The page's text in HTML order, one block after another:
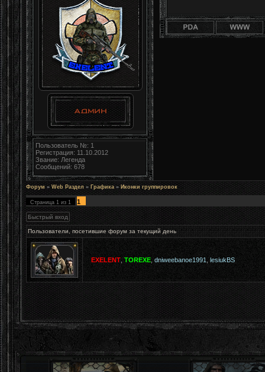
Пользователь №: 1
Регистрация: 11.10.2012
Звание: Легенда
Сообщений: 678
Форум » Web Раздел » Графика » Иконки группировок
Страница 1 из 1 1
Пользователи, посетившие форум за текущий день
EXELENT ,TOREXE dniweebanoe1991 ,lesiukBS